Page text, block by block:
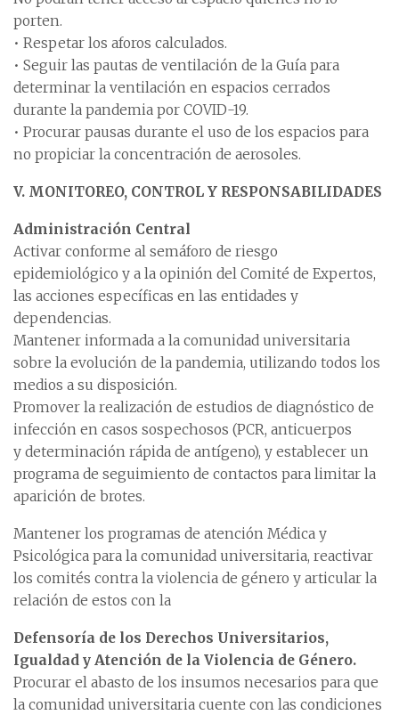
porten.
• Respetar los aforos calculados.
• Seguir las pautas de ventilación de la Guía para
determinar la ventilación en espacios cerrados
durante la pandemia por COVID-19.
• Procurar pausas durante el uso de los espacios para
no propiciar la concentración de aerosoles.
V. MONITOREO, CONTROL Y RESPONSABILIDADES
Administración Central
Activar conforme al semáforo de riesgo
epidemiológico y a la opinión del Comité de Expertos,
las acciones específicas en las entidades y
dependencias.
Mantener informada a la comunidad universitaria
sobre la evolución de la pandemia, utilizando todos los
medios a su disposición.
Promover la realización de estudios de diagnóstico de
infección en casos sospechosos (PCR, anticuerpos
y determinación rápida de antígeno), y establecer un
programa de seguimiento de contactos para limitar la
aparición de brotes.
Mantener los programas de atención Médica y
Psicológica para la comunidad universitaria, reactivar
los comités contra la violencia de género y articular la
relación de estos con la
Defensoría de los Derechos Universitarios,
Igualdad y Atención de la Violencia de Género.
Procurar el abasto de los insumos necesarios para que
la comunidad universitaria cuente con las condiciones